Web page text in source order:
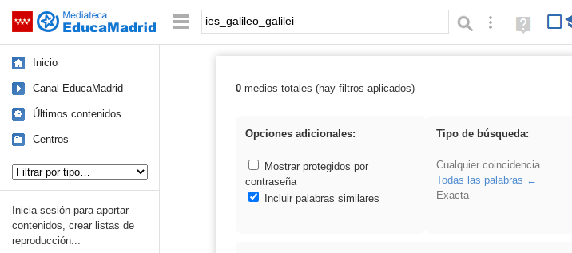
Saltar navegación Palabra o frase: Búsqueda avanzada
Ayuda
(en
Inicio
Canal EducaMadrid
Últimos contenidos
Centros
Inicia sesión para aportar
contenidos, crear listas de
reproducción...
Resultados de: ies_galileo_galilei
0medios totales (hay filtros aplicados)
Opciones adicionales:
Mostrar protegidos por
contraseña
Incluir palabras similares
Tipo de búsqueda:
Cualquier coincidencia
Todas las palabras
Exacta